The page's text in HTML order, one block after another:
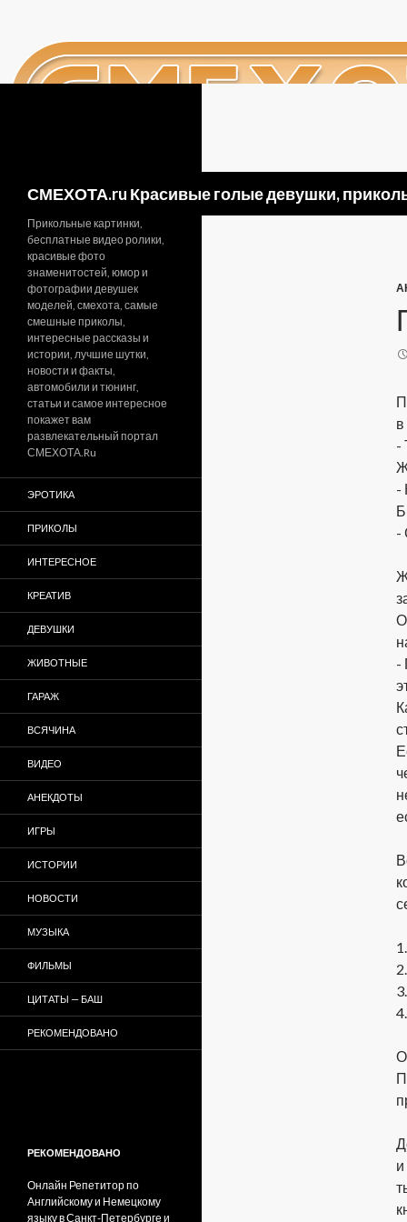
СМЕХОТА.ru Красивые голые девушки,
в
-
-
-
-
Прикольные картинки,
бесплатные видео ролики,
красивые фото
знаменитостей, юмор и
фотографии девушек
моделей, смехота, самые
смешные приколы,
интересные рассказы и
истории, лучшие шутки,
новости и факты,
автомобили и тюнинг,
статьи и самое интересное
покажет вам
развлекательный портал
СМЕХОТА.Ru
ЭРОТИКА
ПРИКОЛЫ
ИНТЕРЕСНОЕ
КРЕАТИВ
ДЕВУШКИ
ЖИВОТНЫЕ
ГАРАЖ
ВСЯЧИНА
ВИДЕО
АНЕКДОТЫ
ИГРЫ
ИСТОРИИ
НОВОСТИ
МУЗЫКА
ФИЛЬМЫ
ЦИТАТЫ — БАШ
РЕКОМЕНДОВАНО
РЕКОМЕНДОВАНО
Онлайн Репетитор по
Английскому и Немецкому
языку в Санкт-Петербурге и